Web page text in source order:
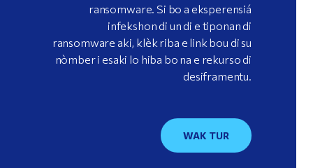
ransomware. Si bo a eksperensiá
infekshon di un di e tiponan di
ransomware aki, klèk riba e link bou di su
nòmber i esaki lo hiba bo na e rekurso di
desiframentu.
WAK TUR